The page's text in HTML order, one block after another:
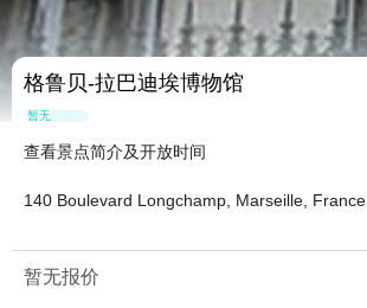
格鲁贝-拉巴迪埃博物馆
暂无点评
查看景点简介及开放时间
140 Boulevard Longchamp, Marseille, France
暂无报价